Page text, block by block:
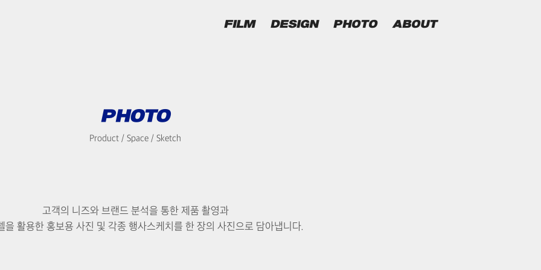
FILM DESIGN PHOTO ABOUT
PHOTO
Product / Space / Sketch
고객의 니즈와 브랜드 분석을 통한 제품 촬영과
을 활용한 홍보용 사진 및 각종 행사스케치를 한 장의 사진으로 담아냅니다.